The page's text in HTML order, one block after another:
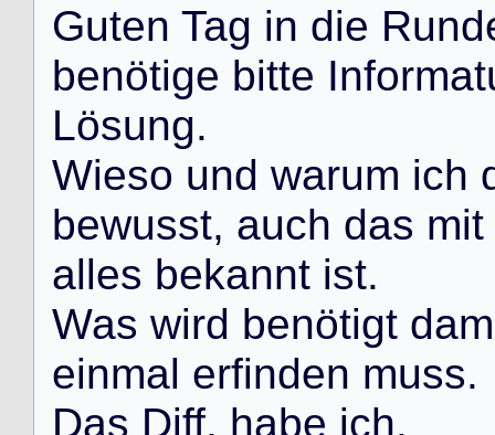
Guten Tag in die Rund
benötige bitte Informat
Lösung.
Wieso und warum ich
bewusst, auch das mit
alles bekannt ist.
Was wird benötigt dam
einmal erfinden muss.
Das Diff. habe ich.